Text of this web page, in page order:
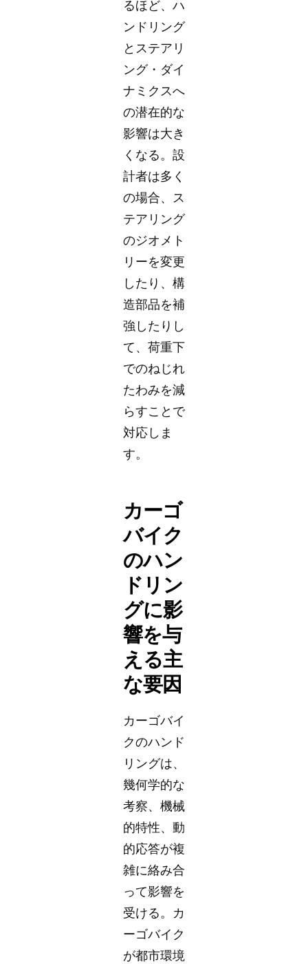
るほど、ハ
ンドリング
とステアリ
ング・ダイ
ナミクスへ
の潜在的な
影響は大き
くなる。設
計者は多く
の場合、ス
テアリング
のジオメト
リーを変更
したり、構
造部品を補
強したりし
て、荷重下
でのねじれ
たわみを減
らすことで
対応しま
す。
カーゴ
バイク
のハン
ドリン
グに影
響を与
える主
な要因
カーゴバイ
クのハンド
リングは、
幾何学的な
考察、機械
的特性、動
的応答が複
雑に絡み合
って影響を
受ける。カ
ーゴバイク
が都市環境